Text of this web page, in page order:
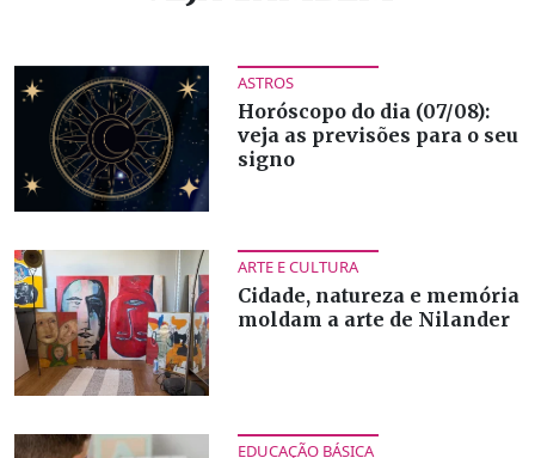
ASTROS
Horóscopo do dia (07/08):
veja as previsões para o seu
signo
ARTE E CULTURA
Cidade, natureza e memória
moldam a arte de Nilander
EDUCAÇÃO BÁSICA